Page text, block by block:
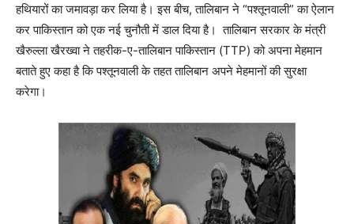
हथियारों का जमावड़ा कर लिया है। इस बीच, तालिबान ने “पश्तूनवाली” का ऐलान
कर पाकिस्तान को एक नई चुनौती में डाल दिया है। तालिबान सरकार के मंत्री
खैरुल्ला खैरख्वा ने तहरीक-ए-तालिबान पाकिस्तान (TTP) को अपना मेहमान
बताते हुए कहा है कि पश्तूनवाली के तहत तालिबान अपने मेहमानों की सुरक्षा
करेगा।